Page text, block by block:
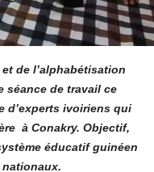
de l’alphabétisation
séance de travail ce
d’experts ivoiriens qui
à Conakry. Objectif,
éducatif guinéen